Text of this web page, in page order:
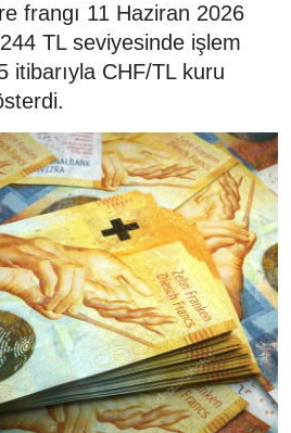
frangı 11 Haziran 2026
TL seviyesinde işlem
itibarıyla CHF/TL kuru